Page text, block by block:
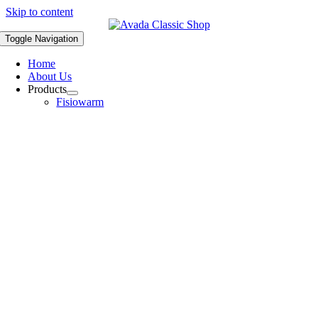
Skip to content
Toggle Navigation
Home
About Us
Products
Fisiowarm